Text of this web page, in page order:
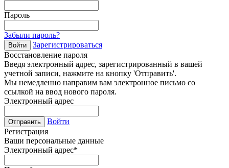
Пароль
Забыли пароль?
Войти
Зарегистрироваться
Восстановление пароля
Введя электронный адрес, зарегистрированный в вашей
учетной записи, нажмите на кнопку 'Отправить'.
Мы немедленно направим вам электронное письмо со
ссылкой на ввод нового пароля.
Электронный адрес
Отправить
Войти
Регистрация
Ваши персональные данные
Электронный адрес*